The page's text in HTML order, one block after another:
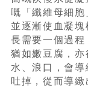
嘅「纖維母細胞
並逐漸使血凝
長需要一個過
猶如嫩豆腐，亦
水、浪口，會
吐掉，從而導